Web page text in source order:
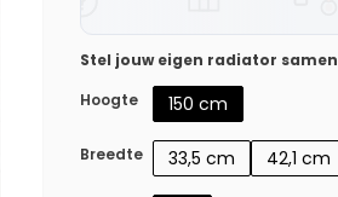
Stel jouw eigen radiator samen
Hoogte
150 cm
Breedte 33,5 cm 42,1 cm